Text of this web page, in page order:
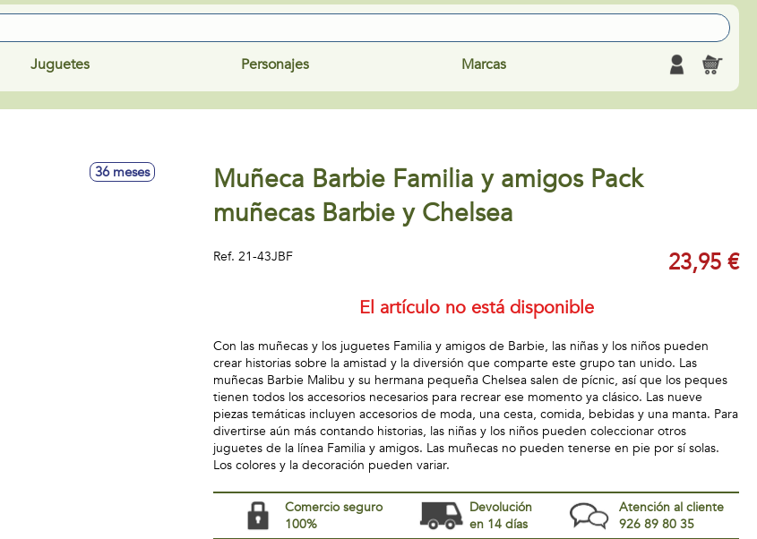
Juguetes Personajes Marcas
36 meses
Muñeca Barbie Familia y amigos Pack
muñecas Barbie y Chelsea
Ref. 21-43JBF 23,95 €
El artículo no está disponible
Con las muñecas y los juguetes Familia y amigos de Barbie, las niñas y los niños pueden
crear historias sobre la amistad y la diversión que comparte este grupo tan unido. Las
muñecas Barbie Malibu y su hermana pequeña Chelsea salen de pícnic, así que los peques
tienen todos los accesorios necesarios para recrear ese momento ya clásico. Las nueve
piezas temáticas incluyen accesorios de moda, una cesta, comida, bebidas y una manta. Para
divertirse aún más contando historias, las niñas y los niños pueden coleccionar otros
juguetes de la línea Familia y amigos. Las muñecas no pueden tenerse en pie por sí solas.
Los colores y la decoración pueden variar.
Comercio seguro
100%
Devolución
en 14 días
Atención al cliente
926 89 80 35